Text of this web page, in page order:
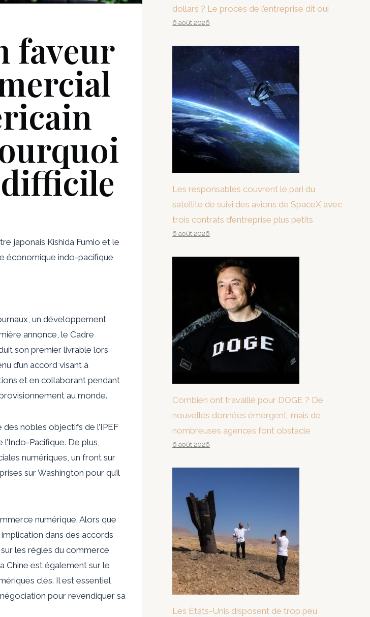
faveur
difficile
japonais Kishida Fumio et le
économique indo-pacifique
un développement
annonce, le Cadre
son premier livrable lors
d’un accord visant à
et en collaborant pendant
au monde.
nobles objectifs de l’IPEF
Pacifique. De plus,
numériques, un front sur
sur Washington pour qu’il
numérique. Alors que
dans des accords
les règles du commerce
Chine est également sur le
clés. Il est essentiel
pour revendiquer sa
dollars ? Le procès de l’entreprise dit oui
6 août 2026
Les responsables couvrent le pari du
satellite de suivi des avions de SpaceX avec
trois contrats d’entreprise plus petits
6 août 2026
Combien ont travaillé pour DOGE ? De
nouvelles données émergent, mais de
nombreuses agences font obstacle
6 août 2026
Les États-Unis disposent de trop peu